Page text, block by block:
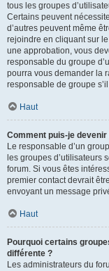
tous les groupes
Certains peuvent
d’autres peuvent même
rejoindre en cliquant sur
une approbation, vous
responsable du groupe
pourra vous demander la
responsable de groupe
Haut
Comment puis-je devenir
Le responsable d’un
les groupes d’utilisateurs
forum. Si vous êtes
premier contact devrait
envoyant un message
Haut
Pourquoi certains
différente ?
Les administrateurs du